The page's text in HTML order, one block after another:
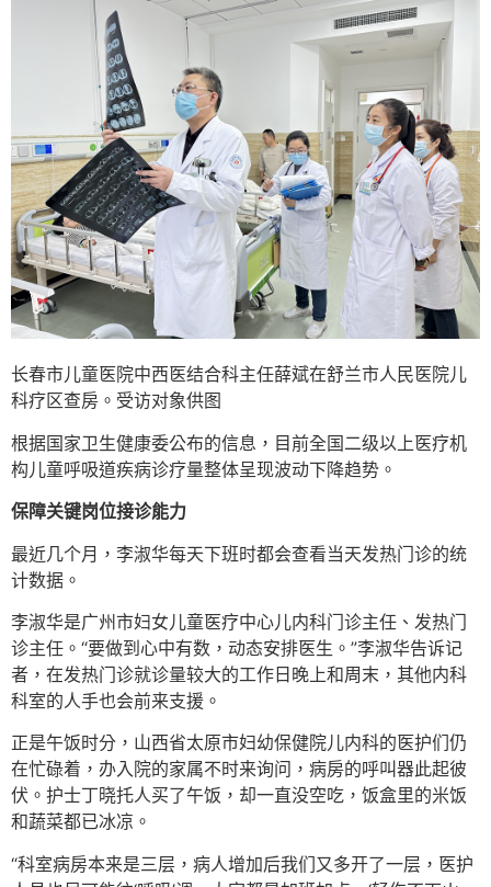
长春市儿童医院中西医结合科主任薛斌在舒兰市人民医院儿
科疗区查房。受访对象供图
根据国家卫生健康委公布的信息，目前全国二级以上医疗机
构儿童呼吸道疾病诊疗量整体呈现波动下降趋势。
保障关键岗位接诊能力
最近几个月，李淑华每天下班时都会查看当天发热门诊的统
计数据。
李淑华是广州市妇女儿童医疗中心儿内科门诊主任、发热门
诊主任。“要做到心中有数，动态安排医生。”李淑华告诉记
者，在发热门诊就诊量较大的工作日晚上和周末，其他内科
科室的人手也会前来支援。
正是午饭时分，山西省太原市妇幼保健院儿内科的医护们仍
在忙碌着，办入院的家属不时来询问，病房的呼叫器此起彼
伏。护士丁晓托人买了午饭，却一直没空吃，饭盒里的米饭
和蔬菜都已冰凉。
“科室病房本来是三层，病人增加后我们又多开了一层，医护